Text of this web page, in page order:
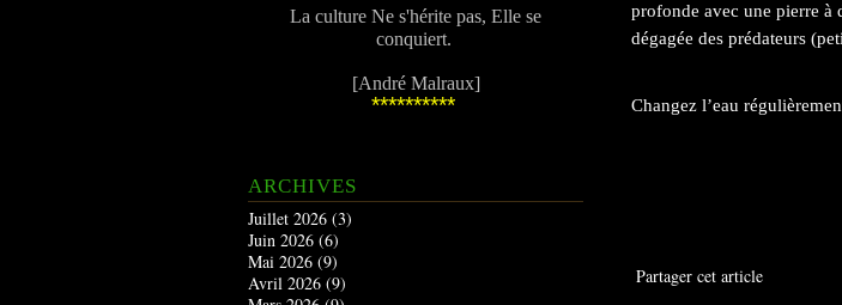
La culture Ne s'hérite pas, Elle se
conquiert.
[André Malraux]
**********
ARCHIVES
Juillet 2026 (3)
Juin 2026 (6)
Mai 2026 (9)
Avril 2026 (9)
profonde avec une pierre à
dégagée des prédateurs
Changez l’eau
Partager cet article